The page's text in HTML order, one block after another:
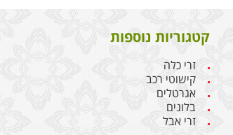
קטגוריות נוספות
זרי כלה
קישוטי רכב
אגרטלים
בלונים
זרי אבל